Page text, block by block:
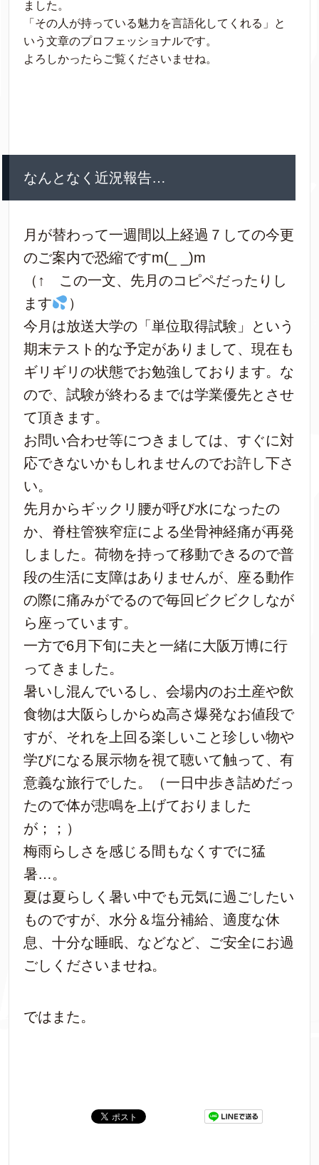
ました。
「その人が持っている魅力を言語化してくれる」と
いう文章のプロフェッショナルです。
よろしかったらご覧くださいませね。
なんとなく近況報告…
月が替わって一週間以上経過７しての今更
のご案内で恐縮ですm(_ _)m
（↑ この一文、先月のコピペだったりし
ます
）
今月は放送大学の「単位取得試験」という
期末テスト的な予定がありまして、現在も
ギリギリの状態でお勉強しております。な
ので、試験が終わるまでは学業優先とさせ
て頂きます。
お問い合わせ等につきましては、すぐに対
応できないかもしれませんのでお許し下さ
い。
先月からギックリ腰が呼び水になったの
か、脊柱管狭窄症による坐骨神経痛が再発
しました。荷物を持って移動できるので普
段の生活に支障はありませんが、座る動作
の際に痛みがでるので毎回ビクビクしなが
ら座っています。
一方で6月下旬に夫と一緒に大阪万博に行
ってきました。
暑いし混んでいるし、会場内のお土産や飲
食物は大阪らしからぬ高さ爆発なお値段で
すが、それを上回る楽しいこと珍しい物や
学びになる展示物を視て聴いて触って、有
意義な旅行でした。（一日中歩き詰めだっ
たので体が悲鳴を上げておりました
が；；）
梅雨らしさを感じる間もなくすでに猛
暑…。
夏は夏らしく暑い中でも元気に過ごしたい
ものですが、水分＆塩分補給、適度な休
息、十分な睡眠、などなど、ご安全にお過
ごしくださいませね。
ではまた。